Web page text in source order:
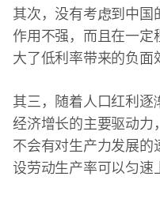
其次，没有考虑到中
作用不强，而且在一
大了低利率带来的负面
其三，随着人口红利
经济增长的主要驱动
不会有对生产力发展
设劳动生产率可以匀速